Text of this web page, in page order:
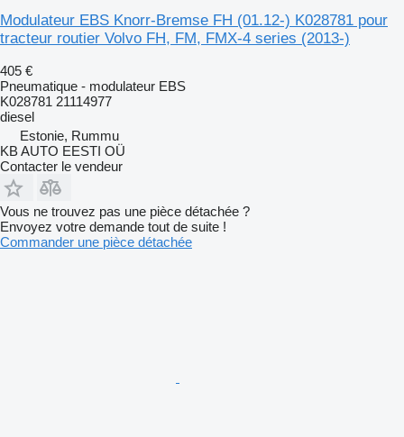
Modulateur EBS Knorr-Bremse FH (01.12-) K028781 pour
tracteur routier Volvo FH, FM, FMX-4 series (2013-)
405 €
Pneumatique - modulateur EBS
K028781 21114977
diesel
Estonie, Rummu
KB AUTO EESTI OÜ
Contacter le vendeur
Vous ne trouvez pas une pièce détachée ?
Envoyez votre demande tout de suite !
Commander une pièce détachée